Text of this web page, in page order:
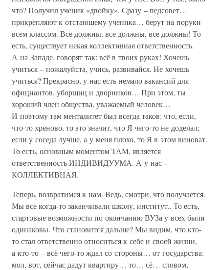
что? Получил ученик «двойку». Сразу – педсовет…
прикрепляют к отстающему ученика… берут на поруки
всем классом. Все должны, все должны, все должны! То
есть, существует некая коллективная ответственность.
А на Западе, говорят так: всё в твоих руках! Хочешь
учиться – пожалуйста, учись, развивайся. Не хочешь
учиться? Прекрасно, у нас есть немало вакансий для
официантов, уборщиц и дворников… При этом, ты
хороший член общества, уважаемый человек…
И поэтому там менталитет был всегда таков: что, если,
что-то хреново, то это значит, что Я чего-то не доделал;
если у соседа лучше, а у меня плохо, то Я в этом виноват.
То есть, основным моментом ТАМ, является
ответственность ИНДИВИДУУМА. А у нас –
КОЛЛЕКТИВНАЯ.
Теперь, возвратимся к нам. Ведь, смотри, что получается.
Мы все когда-то заканчивали школу, институт.. То есть,
стартовые возможности по окончанию ВУЗа у всех были
одинаковы. Что становится дальше? Мы видим, что кто-
то стал ответственно относиться к себе и своей жизни,
а кто-то – всё чего-то ждал со стороны… от государства:
мол, вот, сейчас дадут квартиру… то… сё… словом,